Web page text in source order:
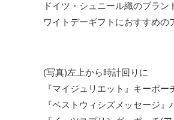
ドイツ・シュニール織のブラ
ワイトデーギフトにおすすめの
(写真)左上から時計回りに
『マイジュリエット』キー
『ベストウィシズメッセージ